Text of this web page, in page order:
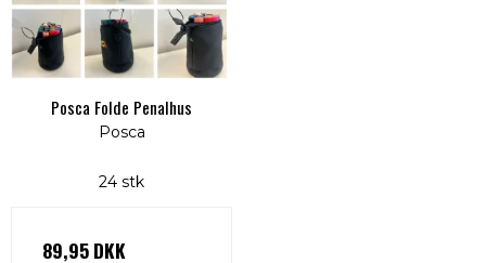
Posca Folde Penalhus
Posca
24 stk
89,95 DKK